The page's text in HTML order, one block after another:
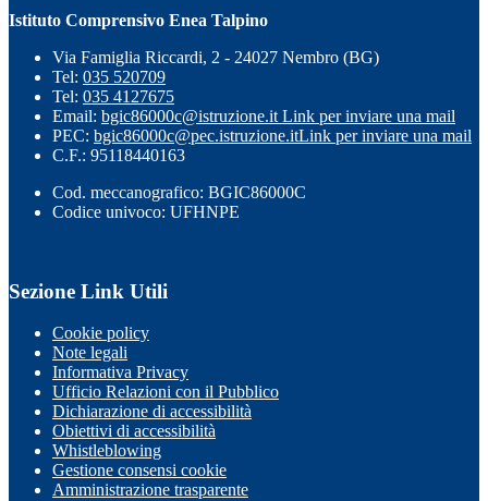
Istituto Comprensivo Enea Talpino
Via Famiglia Riccardi, 2 - 24027 Nembro (BG)
Tel: 035 520709
Tel: 035 4127675
Email: bgic86000c@istruzione.it Link per inviare una mail
PEC: bgic86000c@pec.istruzione.itLink per inviare una mail
C.F.: 95118440163
Cod. meccanografico: BGIC86000C
Codice univoco: UFHNPE
Sezione Link Utili
Cookie policy
Note legali
Informativa Privacy
Ufficio Relazioni con il Pubblico
Dichiarazione di accessibilità
Obiettivi di accessibilità
Whistleblowing
Gestione consensi cookie
Amministrazione trasparente